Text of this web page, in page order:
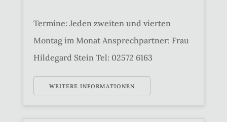
Termine: Jeden zweiten und vierten
Montag im Monat Ansprechpartner: Frau
Hildegard Stein Tel: 02572 6163
WEITERE INFORMATIONEN